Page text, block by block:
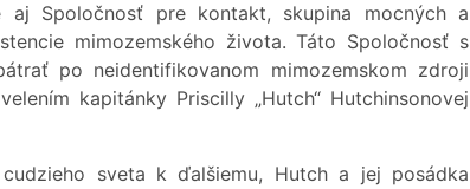
aj Spoločnosť pre kontakt, skupina mocných a
mimozemského života. Táto Spoločnosť s
po neidentifikovanom mimozemskom zdroji
kapitánky Priscilly „Hutch“ Hutchinsonovej
sveta k ďalšiemu, Hutch a jej posádka